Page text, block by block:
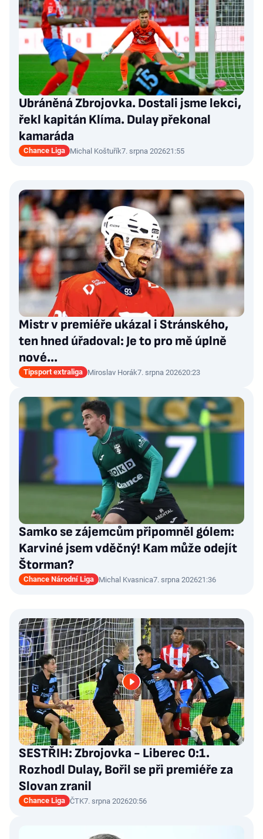
Ubráněná Zbrojovka. Dostali jsme lekci,
řekl kapitán Klíma. Dulay překonal
kamaráda
Chance Liga Michal Koštuřík7. srpna 202621:55
Mistr v premiéře ukázal i Stránského,
ten hned úřadoval: Je to pro mě úplně
nové…
Tipsport extraliga Miroslav Horák7. srpna 202620:23
Samko se zájemcům připomněl gólem:
Karviné jsem vděčný! Kam může odejít
Štorman?
Chance Národní Liga Michal Kvasnica7. srpna 202621:36
SESTŘIH: Zbrojovka - Liberec 0:1.
Rozhodl Dulay, Bořil se při premiéře za
Slovan zranil
Chance Liga ČTK7. srpna 202620:56